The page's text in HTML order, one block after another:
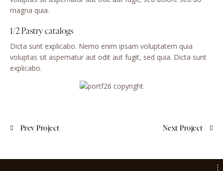
magna quia.
1/2 Pastry catalogs
Dicta sunt explicabo. Nemo enim ipsam voluptatem quia
voluptas sit aspernatur aut odit aut fugit, sed quia. Dicta sunt
explicabo.
Prev Project Next Project